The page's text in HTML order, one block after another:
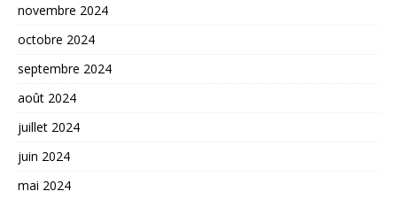
novembre 2024
octobre 2024
septembre 2024
août 2024
juillet 2024
juin 2024
mai 2024